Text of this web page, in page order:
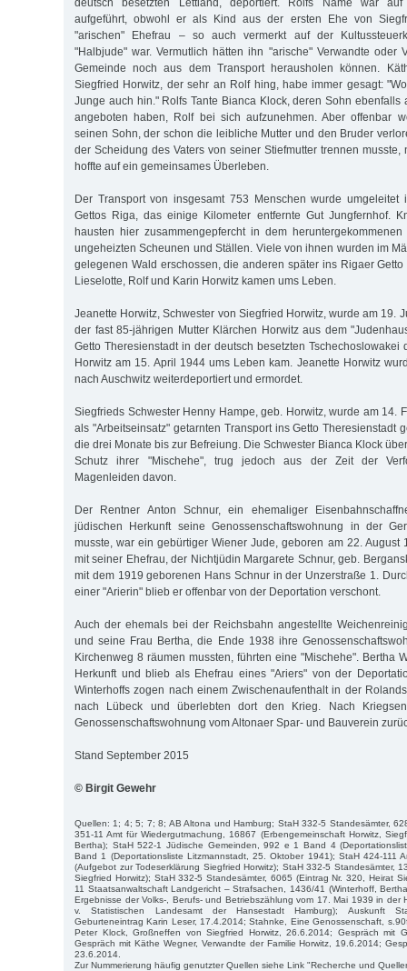
aufgeführt, obwohl er als Kind aus der ersten Ehe von
"arischen" Ehefrau – so auch vermerkt auf der
"Halbjude" war. Vermutlich hätten ihn "arische" Verwandte oder
Gemeinde noch aus dem Transport herausholen können.
Siegfried Horwitz, der sehr an Rolf hing, habe immer gesagt:
Junge auch hin." Rolfs Tante Bianca Klock, deren Sohn ebenfalls
angeboten haben, Rolf bei sich aufzunehmen. Aber offenbar
seinen Sohn, der schon die leibliche Mutter und den Bruder
der Scheidung des Vaters von seiner Stiefmutter trennen musste,
hoffte auf ein gemeinsames Überleben.
Der Transport von insgesamt 753 Menschen wurde umgeleitet
Gettos Riga, das einige Kilometer entfernte Gut Jungfernhof.
hausten hier zusammengepfercht in dem
ungeheizten Scheunen und Ställen. Viele von ihnen wurden im
gelegenen Wald erschossen, die anderen später ins Rigaer Getto
Lieselotte, Rolf und Karin Horwitz kamen ums Leben.
Jeanette Horwitz, Schwester von Siegfried Horwitz, wurde am 19.
der fast 85-jährigen Mutter Klärchen Horwitz aus dem
Getto Theresienstadt in der deutsch besetzten Tschechoslowakei
Horwitz am 15. April 1944 ums Leben kam. Jeanette Horwitz
nach Auschwitz weiterdeportiert und ermordet.
Siegfrieds Schwester Henny Hampe, geb. Horwitz, wurde am 14.
als "Arbeitseinsatz" getarnten Transport ins Getto Theresienstadt
die drei Monate bis zur Befreiung. Die Schwester Bianca Klock
Schutz ihrer "Mischehe", trug jedoch aus der Zeit der
Magenleiden davon.
Der Rentner Anton Schnur, ein ehemaliger
jüdischen Herkunft seine Genossenschaftswohnung in der
musste, war ein gebürtiger Wiener Jude, geboren am 22. August
mit seiner Ehefrau, der Nichtjüdin Margarete Schnur, geb.
mit dem 1919 geborenen Hans Schnur in der Unzerstraße 1.
einer "Arierin" blieb er offenbar von der Deportation verschont.
Auch der ehemals bei der Reichsbahn angestellte
und seine Frau Bertha, die Ende 1938 ihre
Kirchenweg 8 räumen mussten, führten eine "Mischehe". Bertha
Herkunft und blieb als Ehefrau eines "Ariers" von der
Winterhoffs zogen nach einem Zwischenaufenthalt in der
nach Lübeck und überlebten dort den Krieg. Nach
Genossenschaftswohnung vom Altonaer Spar- und Bauverein
Stand September 2015
© Birgit Gewehr
Quellen: 1; 4; 5; 7; 8; AB Altona und Hamburg; StaH 332-5 Standesämter,
351-11 Amt für Wiedergutmachung, 16867 (Erbengemeinschaft Horwitz,
Bertha); StaH 522-1 Jüdische Gemeinden, 992 e 1 Band 4
Band 1 (Deportationsliste Litzmannstadt, 25. Oktober 1941); StaH 424-111
(Aufgebot zur Todeserklärung Siegfried Horwitz); StaH 332-5 Standesämter,
Siegfried Horwitz); StaH 332-5 Standesämter, 6065 (Eintrag Nr. 320, Heirat
11 Staatsanwaltschaft Landgericht – Strafsachen, 1436/41 (Winterhoff,
Ergebnisse der Volks-, Berufs- und Betriebszählung vom 17. Mai 1939 in der
v. Statistischen Landesamt der Hansestadt Hamburg); Auskunft
Geburteneintrag Karin Leser, 17.4.2014; Stahnke, Eine Genossenschaft,
Peter Klock, Großneffen von Siegfried Horwitz, 26.6.2014; Gespräch mit
Gespräch mit Käthe Wegner, Verwandte der Familie Horwitz, 19.6.2014;
23.6.2014.
Zur Nummerierung häufig genutzter Quellen siehe Link "Recherche und